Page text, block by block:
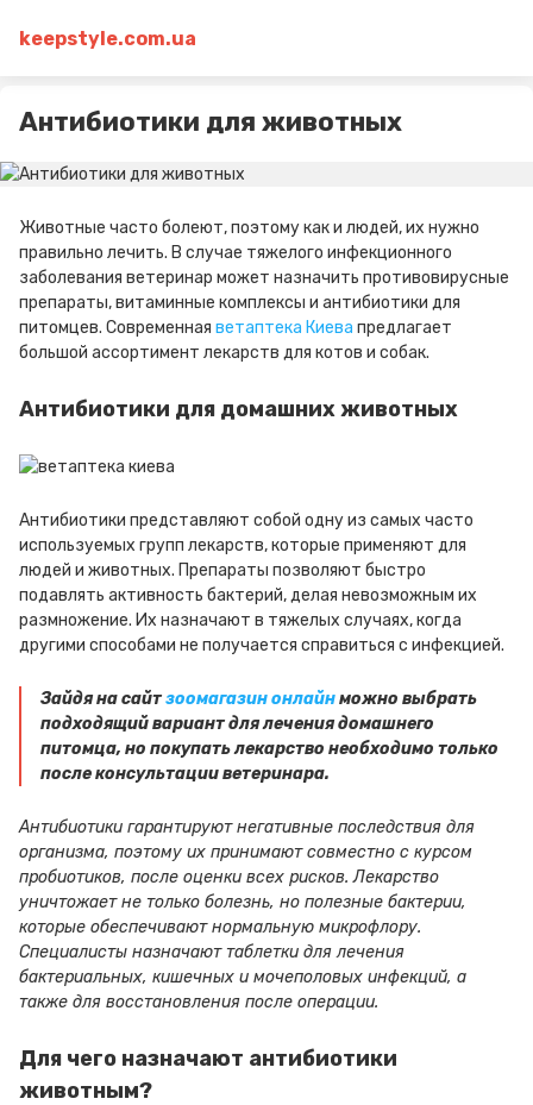
keepstyle.com.ua
Антибиотики для животных
Животные часто болеют, поэтому как и людей, их нужно
правильно лечить. В случае тяжелого инфекционного
заболевания ветеринар может назначить противовирусные
препараты, витаминные комплексы и антибиотики для
питомцев. Современная ветаптека Киева предлагает
большой ассортимент лекарств для котов и собак.
Антибиотики для домашних животных
Антибиотики представляют собой одну из самых часто
используемых групп лекарств, которые применяют для
людей и животных. Препараты позволяют быстро
подавлять активность бактерий, делая невозможным их
размножение. Их назначают в тяжелых случаях, когда
другими способами не получается справиться с инфекцией.
Зайдя на сайтзоомагазин онлайнможно выбрать
подходящий вариант для лечения домашнего
питомца, но покупать лекарство необходимо только
после консультации ветеринара.
Антибиотики гарантируют негативные последствия для
организма, поэтому их принимают совместно с курсом
пробиотиков, после оценки всех рисков. Лекарство
уничтожает не только болезнь, но полезные бактерии,
которые обеспечивают нормальную микрофлору.
Специалисты назначают таблетки для лечения
бактериальных, кишечных и мочеполовых инфекций, а
также для восстановления после операции.
Для чего назначают антибиотики
животным?